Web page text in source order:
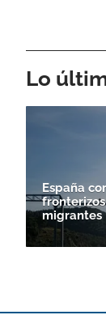
Lo
España
migrantes